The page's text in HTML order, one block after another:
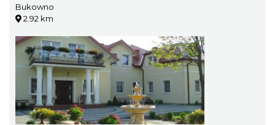
Bukowno
2.92 km